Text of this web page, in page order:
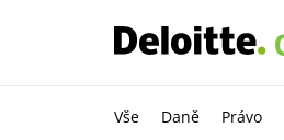
Vše Daně Právo